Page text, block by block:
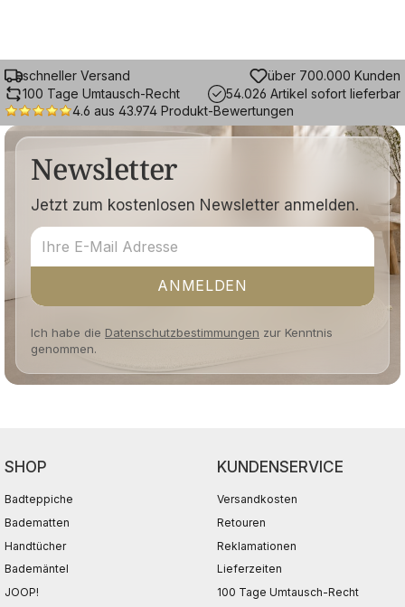
schneller Versand
über 700.000 Kunden
100 Tage Umtausch-Recht
54.026 Artikel sofort lieferbar
4.6 aus 43.974 Produkt-Bewertungen
Newsletter
Jetzt zum kostenlosen Newsletter anmelden.
ANMELDEN
Ich habe die Datenschutzbestimmungen zur Kenntnis
genommen.
SHOP
Badteppiche
Badematten
Handtücher
Bademäntel
JOOP!
KUNDENSERVICE
Versandkosten
Retouren
Reklamationen
Lieferzeiten
100 Tage Umtausch-Recht